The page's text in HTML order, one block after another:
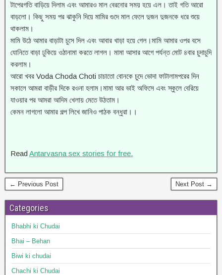
টাপেরগতি বাড়িয়ে দিলাম এবং আমারও মাল বেরনোর সময় হয়ে এল। তাই গতি আরো
বাড়লো। কিছু সময় পর ঝাকুনি দিয়ে মামির গুদে মাল ফেলে দুজন দুজনকে ধরে শুয়ে
থাকলাম।
মামি উঠে আমার বাড়াটা চুসে দিল এবং আবার খাড়া হয়ে গেল।মামি আমার ওপর বসে
যোনিতে বাড়া ঢুকিয়ে ওঠানামা করতে লাগল। মামা আসার আগে পর্যন্ত মোট ৪বার চুদাচুদি
করলাম।
আরো খবর Voda Choda Choti চাচাতো বোনকে চুদে ভোদা ফাটালামপরের দিন
সকালে আমরা বাড়ীর দিকে রওনা হলাম।মামা আর ভাই অফিসে এবং স্কুলে বেরিয়ে
যাওয়ার পর আমরা আদিম খেলায় মেতে উঠতাম।
কেমন লাগলো আমার গল্প লিখে জানিও পাঠক বন্ধুরা।।
Read Antarvasna sex stories for free.
← Previous Post Next Post →
Categories
Bhabhi ki Chudai
Bhai – Behan
Biwi ki chudai
Chachi ki Chudai